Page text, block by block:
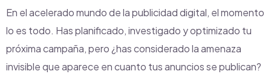
En el acelerado mundo de la publicidad digital, el momento
lo es todo. Has planificado, investigado y optimizado tu
próxima campaña, pero ¿has considerado la amenaza
invisible que aparece en cuanto tus anuncios se publican?